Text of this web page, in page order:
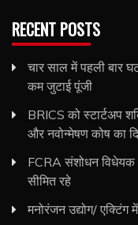
RECENT POSTS
चार साल में पहली बार
कम जुटाई पूंजी
BRICS को स्टार्टअप
और नवोन्मेषण कोष का
FCRA संशोधन विधेयक
सीमित रहे
मनोरंजन उद्योग/ एक्टिंग